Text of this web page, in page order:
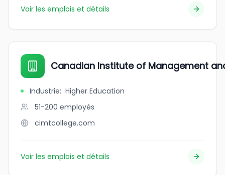
Voir les emplois et détails
Canadian Institute of Management
Industrie: Higher Education
51-200 employés
cimtcollege.com
Voir les emplois et détails